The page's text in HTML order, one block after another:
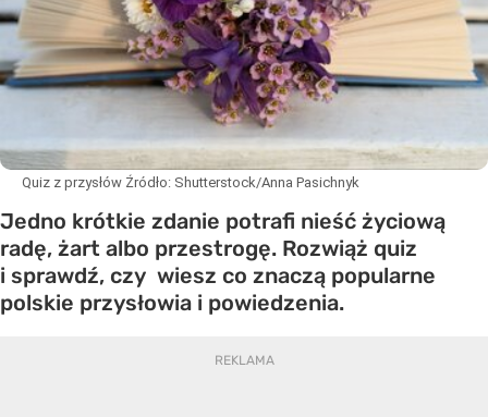
Quiz z przysłów Źródło: Shutterstock/Anna Pasichnyk
Jedno krótkie zdanie potrafi nieść życiową
radę, żart albo przestrogę. Rozwiąż quiz
i sprawdź, czy wiesz co znaczą popularne
polskie przysłowia i powiedzenia.